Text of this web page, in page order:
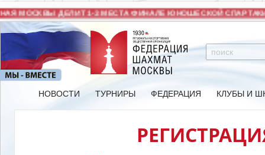
МОСКВЫ ДЕЛИТ 1-3 МЕСТА ФИНАЛЕ ЮНОШЕСКОЙ
НОВОСТИ ТУРНИРЫ ФЕДЕРАЦИЯ КЛУБЫ И